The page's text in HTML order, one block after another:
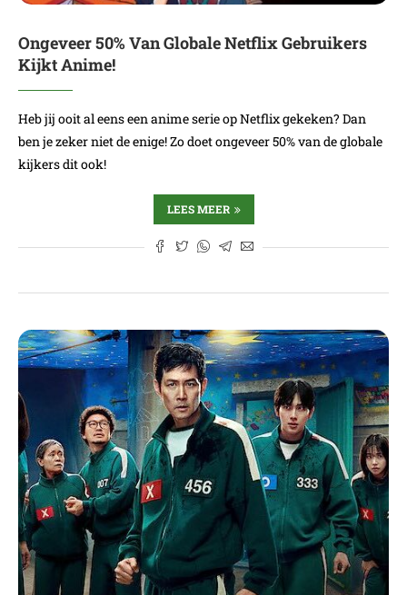
Ongeveer 50% Van Globale Netflix Gebruikers
Kijkt Anime!
Heb jij ooit al eens een anime serie op Netflix gekeken? Dan
ben je zeker niet de enige! Zo doet ongeveer 50% van de globale
kijkers dit ook!
LEES MEER